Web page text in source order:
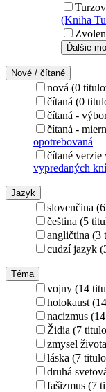
(Kniha
Ďalšie
Nové / čítané
nová (0
čítaná (0
čítaná -
čítaná -
opotrebovaná
čítané
vypredaných
Jazyk
slovenčina
čeština (5
angličtina (3
cudzí jazyk
Téma
vojny (14
holokaust
nacizmus
Židia (7
zmysel
láska (7
druhá
fašizmus (7